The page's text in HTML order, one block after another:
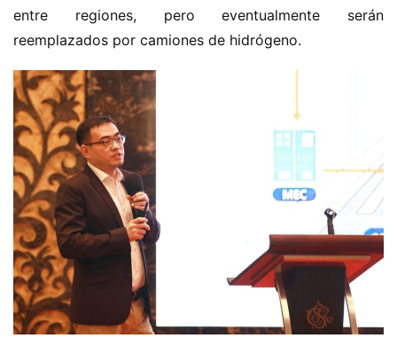
entre regiones, pero eventualmente serán
reemplazados por camiones de hidrógeno.